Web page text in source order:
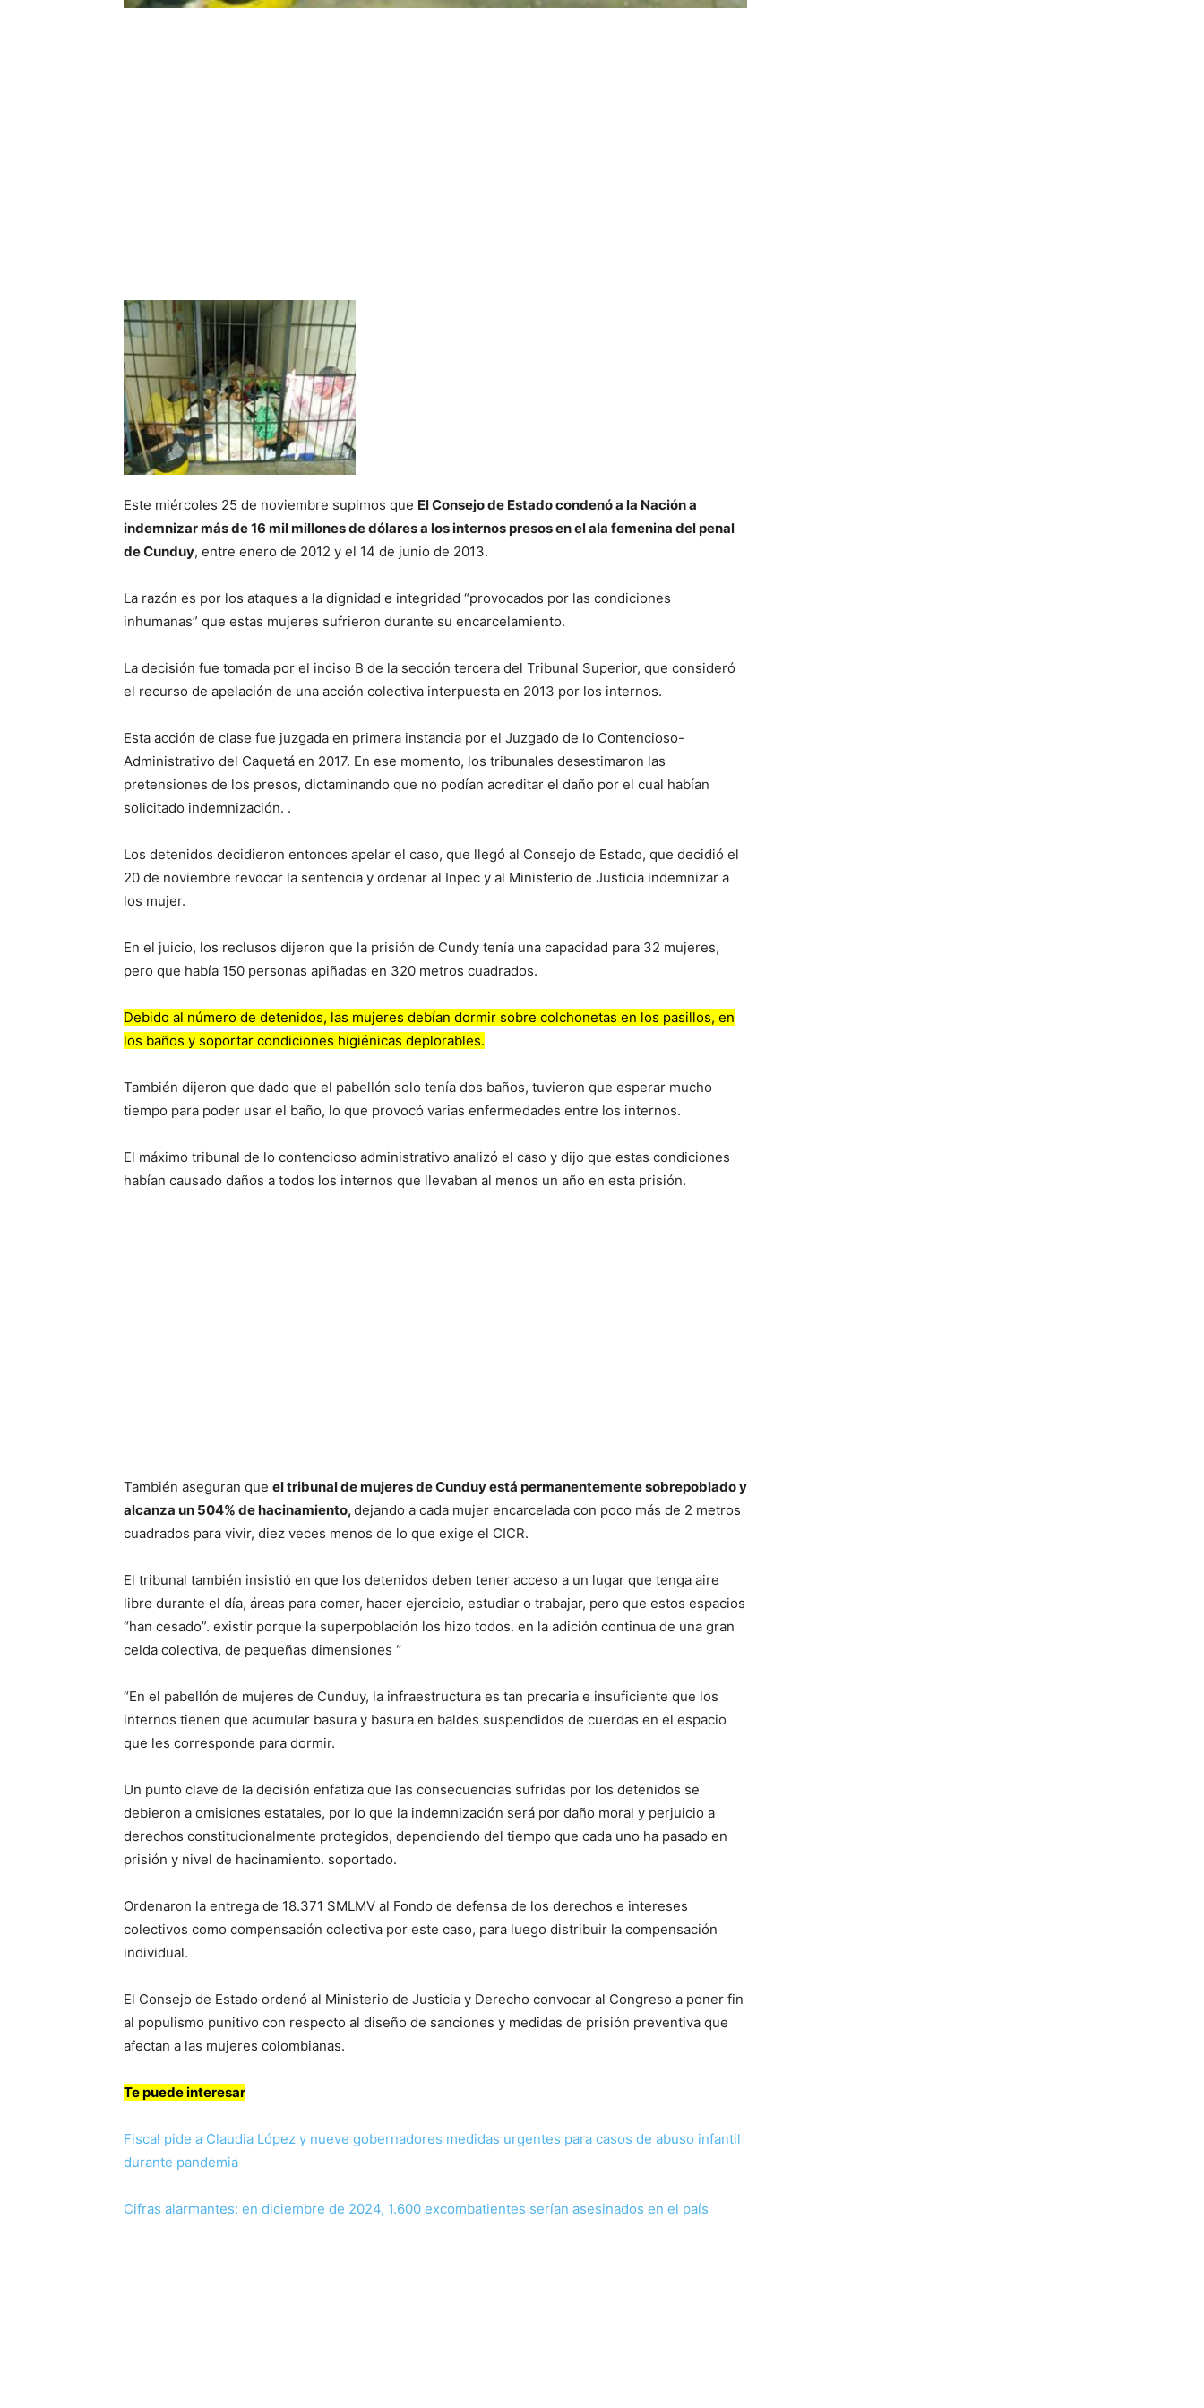
Este miércoles 25 de noviembre supimos que El Consejo de Estado condenó a la Nación a
indemnizar más de 16 mil millones de dólares a los internos presos en el ala femenina del penal
de Cunduy, entre enero de 2012 y el 14 de junio de 2013.
La razón es por los ataques a la dignidad e integridad “provocados por las condiciones
inhumanas” que estas mujeres sufrieron durante su encarcelamiento.
La decisión fue tomada por el inciso B de la sección tercera del Tribunal Superior, que consideró
el recurso de apelación de una acción colectiva interpuesta en 2013 por los internos.
Esta acción de clase fue juzgada en primera instancia por el Juzgado de lo Contencioso-
Administrativo del Caquetá en 2017. En ese momento, los tribunales desestimaron las
pretensiones de los presos, dictaminando que no podían acreditar el daño por el cual habían
solicitado indemnización. .
Los detenidos decidieron entonces apelar el caso, que llegó al Consejo de Estado, que decidió el
20 de noviembre revocar la sentencia y ordenar al Inpec y al Ministerio de Justicia indemnizar a
los mujer.
En el juicio, los reclusos dijeron que la prisión de Cundy tenía una capacidad para 32 mujeres,
pero que había 150 personas apiñadas en 320 metros cuadrados.
Debido al número de detenidos, las mujeres debían dormir sobre colchonetas en los pasillos, en
los baños y soportar condiciones higiénicas deplorables.
También dijeron que dado que el pabellón solo tenía dos baños, tuvieron que esperar mucho
tiempo para poder usar el baño, lo que provocó varias enfermedades entre los internos.
El máximo tribunal de lo contencioso administrativo analizó el caso y dijo que estas condiciones
habían causado daños a todos los internos que llevaban al menos un año en esta prisión.
También aseguran que el tribunal de mujeres de Cunduy está permanentemente sobrepoblado y
alcanza un 504% de hacinamiento,dejando a cada mujer encarcelada con poco más de 2 metros
cuadrados para vivir, diez veces menos de lo que exige el CICR.
El tribunal también insistió en que los detenidos deben tener acceso a un lugar que tenga aire
libre durante el día, áreas para comer, hacer ejercicio, estudiar o trabajar, pero que estos espacios
“han cesado”. existir porque la superpoblación los hizo todos. en la adición continua de una gran
celda colectiva, de pequeñas dimensiones “
“En el pabellón de mujeres de Cunduy, la infraestructura es tan precaria e insuficiente que los
internos tienen que acumular basura y basura en baldes suspendidos de cuerdas en el espacio
que les corresponde para dormir.
Un punto clave de la decisión enfatiza que las consecuencias sufridas por los detenidos se
debieron a omisiones estatales, por lo que la indemnización será por daño moral y perjuicio a
derechos constitucionalmente protegidos, dependiendo del tiempo que cada uno ha pasado en
prisión y nivel de hacinamiento. soportado.
Ordenaron la entrega de 18.371 SMLMV al Fondo de defensa de los derechos e intereses
colectivos como compensación colectiva por este caso, para luego distribuir la compensación
individual.
El Consejo de Estado ordenó al Ministerio de Justicia y Derecho convocar al Congreso a poner fin
al populismo punitivo con respecto al diseño de sanciones y medidas de prisión preventiva que
afectan a las mujeres colombianas.
Te puede interesar
Fiscal pide a Claudia López y nueve gobernadores medidas urgentes para casos de abuso infantil
durante pandemia
Cifras alarmantes: en diciembre de 2024, 1.600 excombatientes serían asesinados en el país